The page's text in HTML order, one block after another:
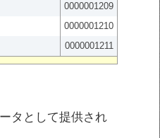
0000001209
0000001210
0000001211
タとして提供され